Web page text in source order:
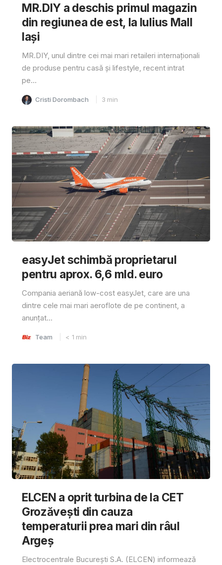
MR.DIY a deschis primul magazin
din regiunea de est, la Iulius Mall
Iași
MR.DIY, unul dintre cei mai mari retaileri internaționali
de produse pentru casă și lifestyle, recent intrat
pe...
Cristi Dorombach 3 min
easyJet schimbă proprietarul
pentru aprox. 6,6 mld. euro
Compania aeriană low-cost easyJet, care are una
dintre cele mai mari aeroflote de pe continent, a
anunțat...
Team < 1 min
ELCEN a oprit turbina de la CET
Grozăvești din cauza
temperaturii prea mari din râul
Argeș
Electrocentrale București S.A. (ELCEN) informează